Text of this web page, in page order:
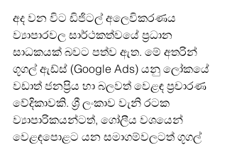
අද වන විට ඩිජිටල් අලෙවිකරණය
ව්‍යාපාරවල සාර්ථකත්වයේ ප්‍රධාන
සාධකයක් බවට පත්ව ඇත. මේ අතරින්
ගූගල් ඇඩ්ස් (Google Ads) යනු ලෝකයේ
වඩාත් ජනප්‍රිය හා බලවත් වෙළඳ ප්‍රචාරණ
වේදිකාවකි. ශ්‍රී ලංකාව වැනි රටක
ව්‍යාපාරිකයන්ටත්, ගෝලීය වශයෙන්
වෙළඳපොළට යන සමාගම්වලටත් ගූගල්